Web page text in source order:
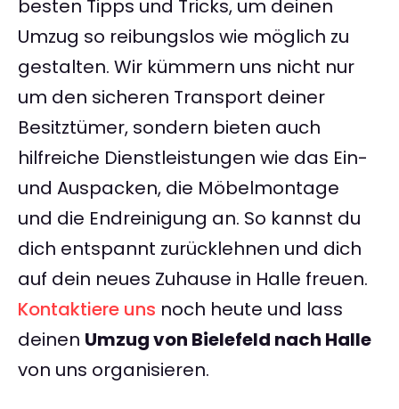
besten Tipps und Tricks, um deinen
Umzug so reibungslos wie möglich zu
gestalten. Wir kümmern uns nicht nur
um den sicheren Transport deiner
Besitztümer, sondern bieten auch
hilfreiche Dienstleistungen wie das Ein-
und Auspacken, die Möbelmontage
und die Endreinigung an. So kannst du
dich entspannt zurücklehnen und dich
auf dein neues Zuhause in Halle freuen.
Kontaktiere uns noch heute und lass
deinen Umzug von Bielefeld nach Halle
von uns organisieren.